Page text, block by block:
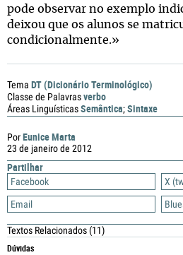
PorEunice Marta
23 de janeiro de 2012
Partilhar
Facebook
X
Email
Textos Relacionados(11)
Dúvidas
pode observar no exemplo
deixou que os alunos se
condicionalmente.»
Tema DT (Dicionário Terminológico)
Classe de Palavrasverbo
Áreas LinguísticasSemântica;Sintaxe